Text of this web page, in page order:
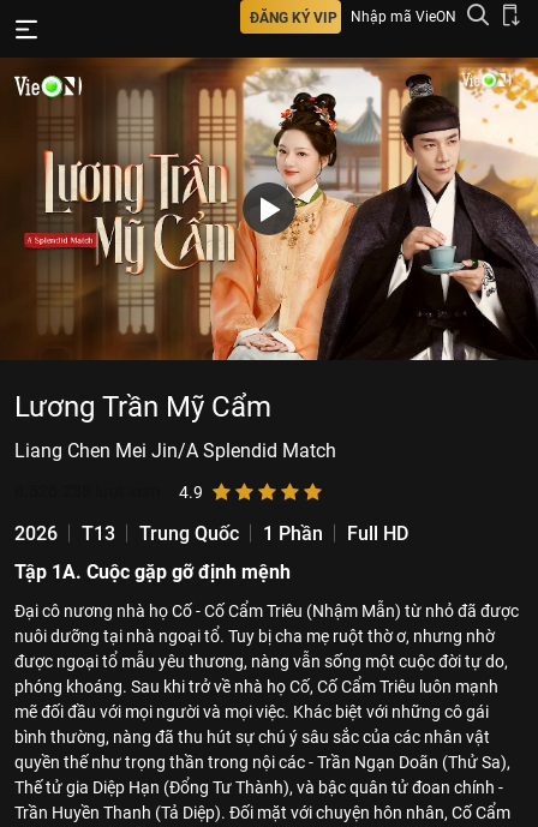
ĐĂNG KÝ VIP Nhập mã VieON
Lương Trần Mỹ Cẩm
Liang Chen Mei Jin/A Splendid Match
4.9
2026 T13 Trung Quốc 1 Phần
Full HD
Tập 1A. Cuộc gặp gỡ định mệnh
Đại cô nương nhà họ Cố - Cố Cẩm Triêu (Nhậm Mẫn) từ nhỏ đã được
nuôi dưỡng tại nhà ngoại tổ. Tuy bị cha mẹ ruột thờ ơ, nhưng nhờ
được ngoại tổ mẫu yêu thương, nàng vẫn sống một cuộc đời tự do,
phóng khoáng. Sau khi trở về nhà họ Cố, Cố Cẩm Triêu luôn mạnh
mẽ đối đầu với mọi người và mọi việc. Khác biệt với những cô gái
bình thường, nàng đã thu hút sự chú ý sâu sắc của các nhân vật
quyền thế như trọng thần trong nội các - Trần Ngạn Doãn (Thử Sa),
Thế tử gia Diệp Hạn (Đổng Tư Thành), và bậc quân tử đoan chính -
Trần Huyền Thanh (Tả Diệp). Đối mặt với chuyện hôn nhân, Cố Cẩm